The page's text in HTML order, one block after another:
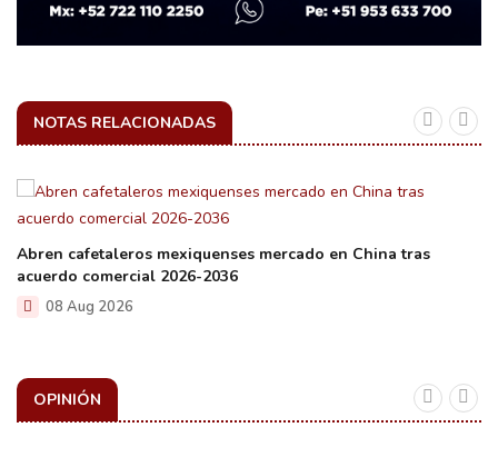
NOTAS RELACIONADAS
Abren cafetaleros mexiquenses mercado en China tras
acuerdo comercial 2026-2036
08 Aug 2026
OPINIÓN